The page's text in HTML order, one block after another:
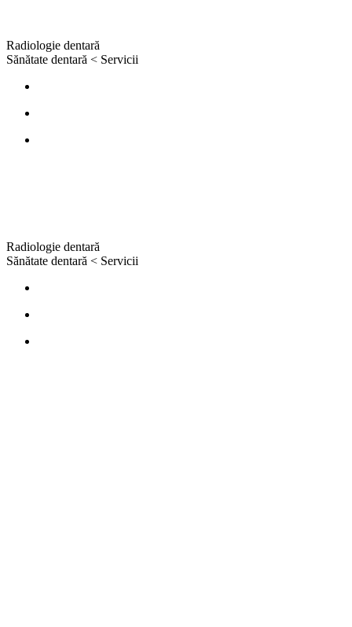
Radiologie dentară
Sănătate dentară < Servicii
Radiologie dentară
Sănătate dentară < Servicii